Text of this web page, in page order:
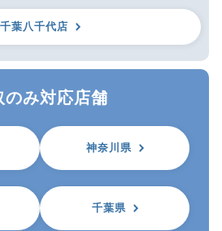
千葉八千代店
のみ対応店舗
神奈川県
千葉県